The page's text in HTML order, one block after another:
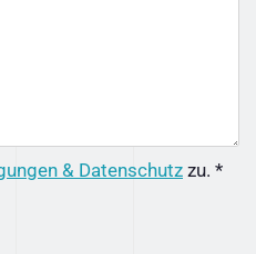
& Datenschutzzu. *